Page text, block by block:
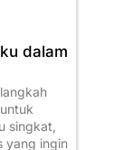
dalam
singkat,
yang ingin